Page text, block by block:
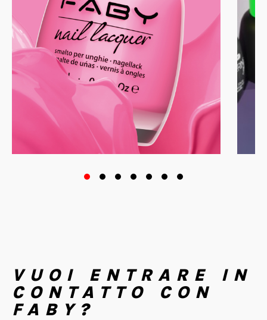
VUOI ENTRARE IN
CONTATTO CON
FABY?